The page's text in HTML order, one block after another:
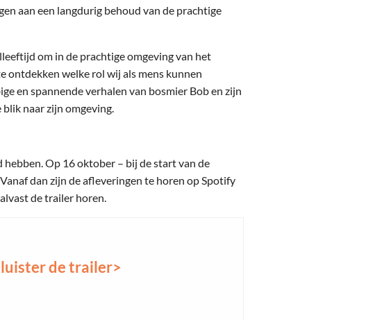
aan een langdurig behoud van de prachtige
om in de prachtige omgeving van het
ontdekken welke rol wij als mens kunnen
en spannende verhalen van bosmier Bob en zijn
naar zijn omgeving.
Op 16 oktober – bij de start van de
dan zijn de afleveringen te horen op Spotify
de trailer horen.
de trailer>